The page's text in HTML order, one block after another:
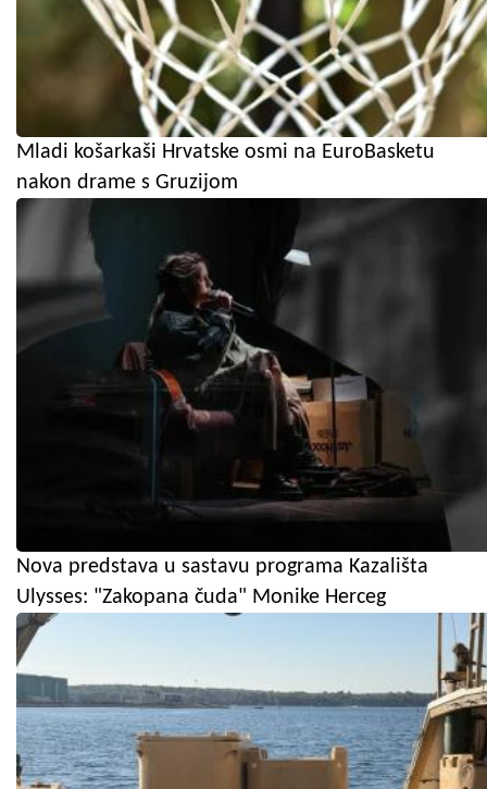
Mladi košarkaši Hrvatske osmi na EuroBasketu
nakon drame s Gruzijom
Nova predstava u sastavu programa Kazališta
Ulysses: "Zakopana čuda" Monike Herceg